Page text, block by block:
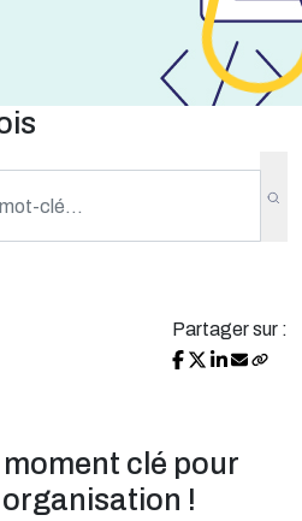
Partager sur :
clé pour
!